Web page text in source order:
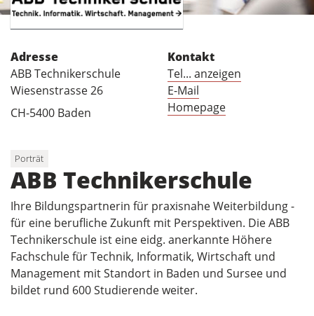
Adresse
ABB Technikerschule
Wiesenstrasse 26
CH-5400 Baden
Kontakt
Tel... anzeigen
E-Mail
Homepage
Porträt
ABB Technikerschule
Ihre Bildungspartnerin für praxisnahe Weiterbildung -
für eine berufliche Zukunft mit Perspektiven. Die ABB
Technikerschule ist eine eidg. anerkannte Höhere
Fachschule für Technik, Informatik, Wirtschaft und
Management mit Standort in Baden und Sursee und
bildet rund 600 Studierende weiter.